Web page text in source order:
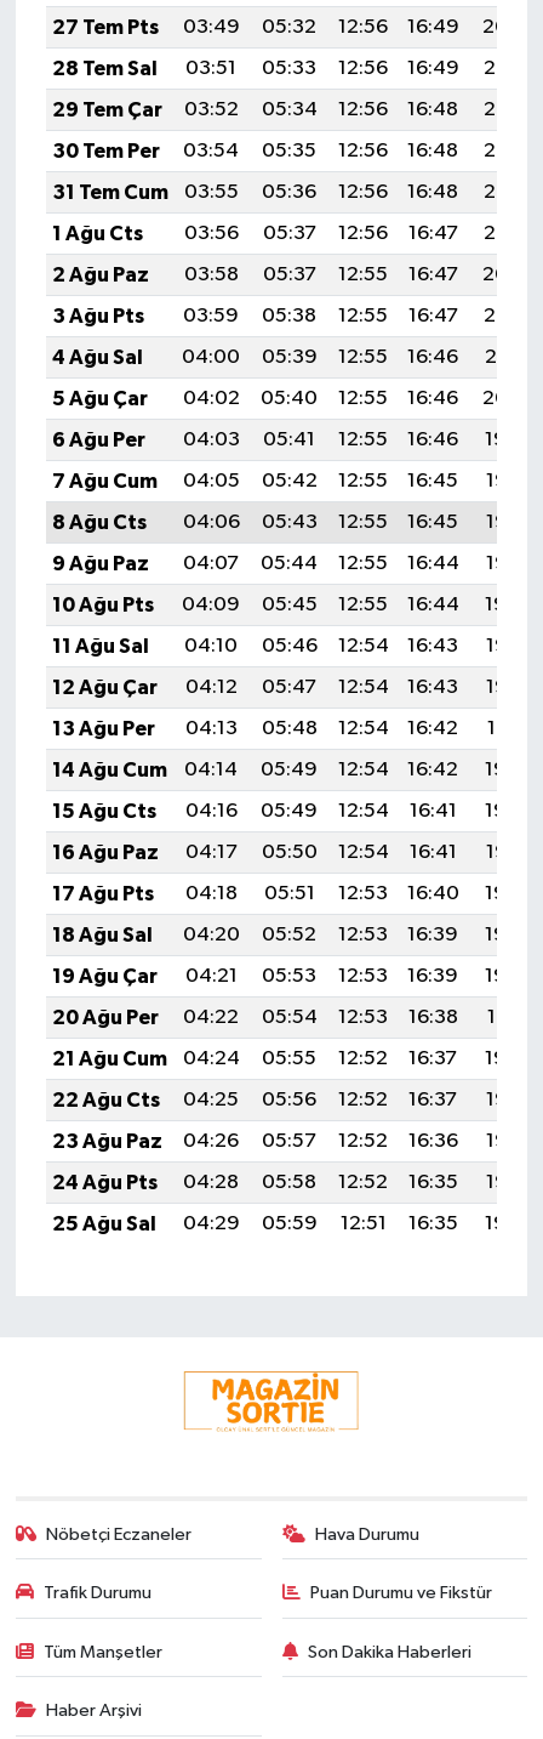
27 Tem Pts
03:49 05:32 12:56 16:49
20:09
28 Tem Sal
03:51 05:33 12:56 16:49
20:08
29 Tem Çar
03:52 05:34 12:56 16:48
20:07
30 Tem Per
03:54 05:35 12:56 16:48
20:07
31 Tem Cum
03:55 05:36 12:56 16:48
20:06
1 Ağu Cts
03:56 05:37 12:56 16:47
20:05
2 Ağu Paz
03:58 05:37 12:55 16:47
20:04
3 Ağu Pts
03:59 05:38 12:55 16:47
20:02
4 Ağu Sal
04:00 05:39 12:55 16:46
20:01
5 Ağu Çar
04:02 05:40 12:55 16:46
20:00
6 Ağu Per
04:03 05:41 12:55 16:46
19:59
7 Ağu Cum
04:05 05:42 12:55 16:45
19:58
8 Ağu Cts
04:06 05:43 12:55 16:45
19:57
9 Ağu Paz
04:07 05:44 12:55 16:44
19:56
10 Ağu Pts
04:09 05:45 12:55 16:44
19:54
11 Ağu Sal
04:10 05:46 12:54 16:43
19:53
12 Ağu Çar
04:12 05:47 12:54 16:43
19:52
13 Ağu Per
04:13 05:48 12:54 16:42
19:51
14 Ağu Cum
04:14 05:49 12:54 16:42
19:49
15 Ağu Cts
04:16 05:49 12:54 16:41
19:48
16 Ağu Paz
04:17 05:50 12:54 16:41
19:47
17 Ağu Pts
04:18 05:51 12:53 16:40
19:45
18 Ağu Sal
04:20 05:52 12:53 16:39
19:44
19 Ağu Çar
04:21 05:53 12:53 16:39
19:43
20 Ağu Per
04:22 05:54 12:53 16:38
19:41
21 Ağu Cum
04:24 05:55 12:52 16:37
19:40
22 Ağu Cts
04:25 05:56 12:52 16:37
19:38
23 Ağu Paz
04:26 05:57 12:52 16:36
19:37
24 Ağu Pts
04:28 05:58 12:52 16:35
19:36
25 Ağu Sal
04:29 05:59 12:51 16:35 19:34
Nöbetçi Eczaneler Hava Durumu
Trafik Durumu Puan Durumu ve Fikstür
Tüm Manşetler Son Dakika Haberleri
Haber Arşivi